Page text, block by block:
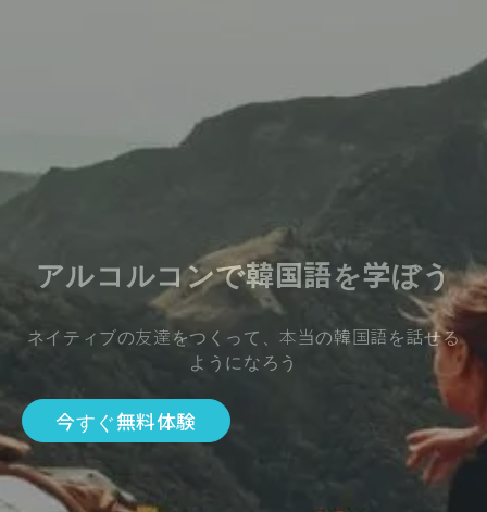
アルコルコンで韓国語を学ぼう
ネイティブの友達をつくって、本当の韓国語を話せる
ようになろう
今すぐ無料体験